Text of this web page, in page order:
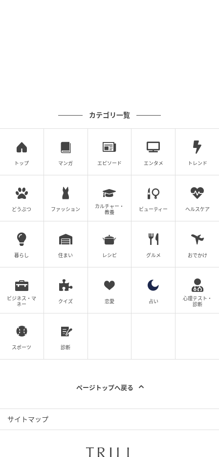
カテゴリ一覧
トップ マンガ エピソード エンタメ トレンド
どうぶつ ファッション
カルチャー・
教養
ビューティー ヘルスケア
暮らし 住まい レシピ グルメ おでかけ
ビジネス・マ
ネー
クイズ 恋愛 占い
心理テスト・
診断
スポーツ 診断
ページトップへ戻る
サイトマップ